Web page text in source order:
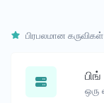
பிரபலமான கருவிகள்
பிங்